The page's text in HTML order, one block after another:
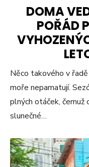
DOMA
POŘÁD
Něco takového v
moře nepamatují.
plných otáček, čemuž
slunečné…